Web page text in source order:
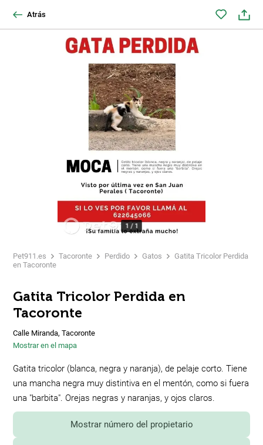
Atrás
1 / 1
Pet911.es Tacoronte Perdido Gatos
Gatita Tricolor Perdida
en Tacoronte
Gatita Tricolor Perdida en
Tacoronte
Calle Miranda, Tacoronte
Mostrar en el mapa
Gatita tricolor (blanca, negra y naranja), de pelaje corto. Tiene
una mancha negra muy distintiva en el mentón, como si fuera
una "barbita". Orejas negras y naranjas, y ojos claros.
Mostrar número del propietario